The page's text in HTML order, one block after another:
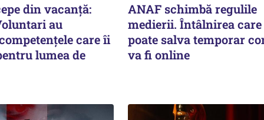
din vacanță:
au
care îi
lumea de
ANAF schimbă regulile
medierii. Întâlnirea
poate salva temporar
va fi online